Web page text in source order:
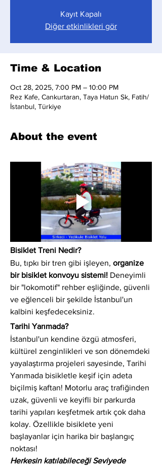
Kayıt Kapalı
Diğer etkinlikleri gör
Time & Location
Oct 28, 2025, 7:00 PM – 10:00 PM
Rez Kafe, Cankurtaran, Taya Hatun Sk, Fatih/
İstanbul, Türkiye
About the event
Bisiklet Treni Nedir?
Bu, tıpkı bir tren gibi işleyen, organize
bir bisiklet konvoyu sistemi! Deneyimli
bir "lokomotif" rehber eşliğinde, güvenli
ve eğlenceli bir şekilde İstanbul'un
kalbini keşfedeceksiniz.
Tarihi Yarımada?
İstanbul'un kendine özgü atmosferi,
kültürel zenginlikleri ve son dönemdeki
yayalaştırma projeleri sayesinde, Tarihi
Yarımada bisikletle keşif için adeta
biçilmiş kaftan! Motorlu araç trafiğinden
uzak, güvenli ve keyifli bir parkurda
tarihi yapıları keşfetmek artık çok daha
kolay. Özellikle bisiklete yeni
başlayanlar için harika bir başlangıç
noktası!
Herkesin katılabileceği Seviyede